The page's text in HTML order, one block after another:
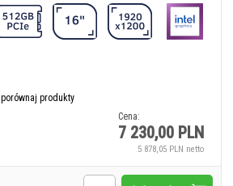
porównaj produkty
Cena:
7 230,00 PLN
5 878,05 PLN netto